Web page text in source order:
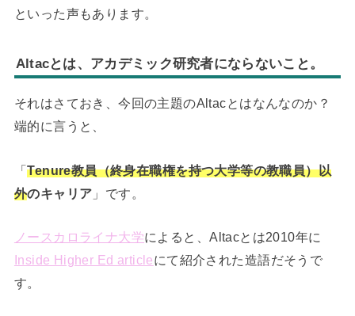
といった声もあります。
Altacとは、アカデミック研究者にならないこと。
それはさておき、今回の主題のAltacとはなんなのか？
端的に言うと、
「Tenure教員（終身在職権を持つ大学等の教職員）以
外のキャリア 」です。
ノースカロライナ大学によると、Altacとは2010年に
Inside Higher Ed articleにて紹介された造語だそうで
す。